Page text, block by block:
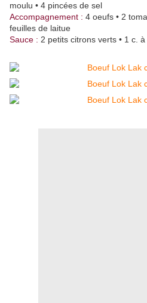
moulu • 4 pincées de sel
Accompagnement : 4 oeufs • 2
feuilles de laitue
Sauce : 2 petits citrons verts • 1 c.